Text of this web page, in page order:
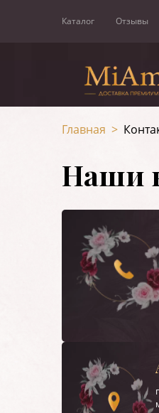
Каталог Отзывы
Главная >
Наши